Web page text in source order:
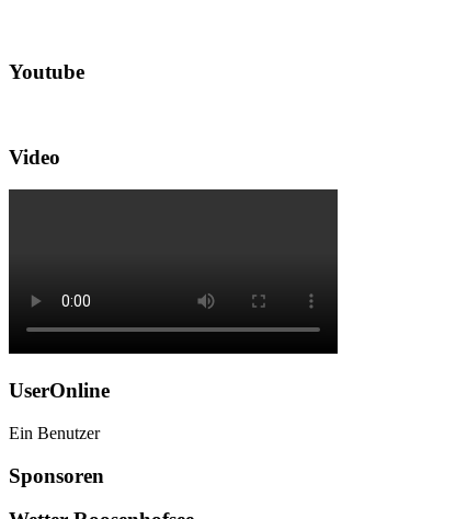
Youtube
Video
UserOnline
Ein Benutzer
Sponsoren